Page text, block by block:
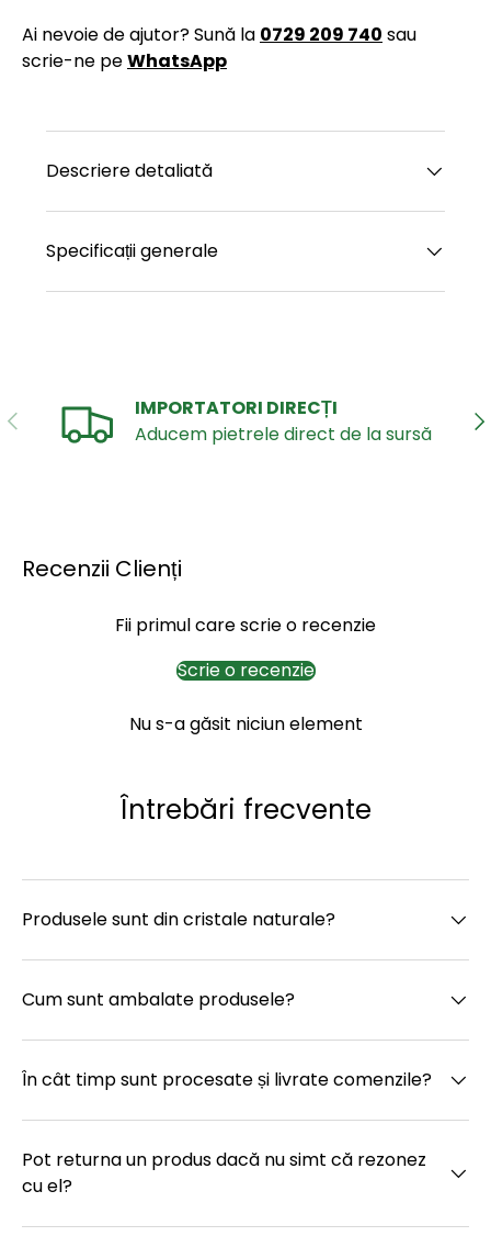
Ai nevoie de ajutor? Sună la 0729 209 740 sau
scrie-ne peWhatsApp
Descriere detaliată
Specificații generale
ANTERIOR
IMPORTATORI DIRECȚI
Aducem pietrele direct de la sursă
Recenzii Clienți
Fii primul care scrie o recenzie
Scrie o recenzie
Nu s-a găsit niciun element
Întrebări frecvente
Produsele sunt din cristale naturale?
Cum sunt ambalate produsele?
În cât timp sunt procesate și livrate comenzile?
Pot returna un produs dacă nu simt că rezonez
cu el?